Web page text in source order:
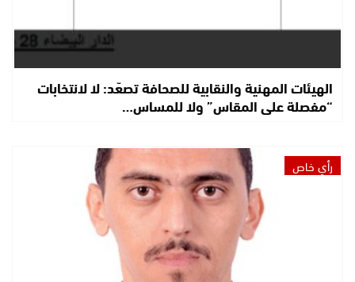
الهيئات المهنية والنقابية للصحافة تصعّد: لا لانتخابات
“مفصلة على المقاس” ولا للمساس…
رأي خاص